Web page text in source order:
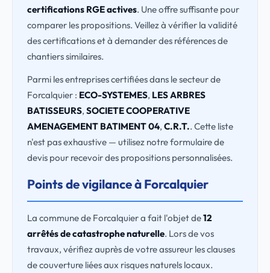
certifications RGE actives. Une offre suffisante pour
comparer les propositions. Veillez à vérifier la validité
des certifications et à demander des références de
chantiers similaires.
Parmi les entreprises certifiées dans le secteur de
Forcalquier : ECO-SYSTEMES, LES ARBRES
BATISSEURS, SOCIETE COOPERATIVE
AMENAGEMENT BATIMENT 04, C.R.T.. Cette liste
n'est pas exhaustive — utilisez notre formulaire de
devis pour recevoir des propositions personnalisées.
Points de vigilance à Forcalquier
La commune de Forcalquier a fait l'objet de12
arrêtés de catastrophe naturelle. Lors de vos
travaux, vérifiez auprès de votre assureur les clauses
de couverture liées aux risques naturels locaux.